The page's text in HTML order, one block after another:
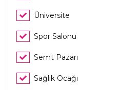
Üniversite
Spor Salonu
Semt Pazarı
Sağlık Ocağı